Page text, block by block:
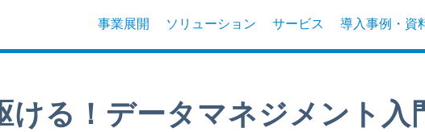
事業展開 ソリューション サービス 導入事例・資
ける！データマネジメント入